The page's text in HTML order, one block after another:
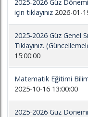
2025-2026 Güz
için tıklayınız 2026-01-
2025-2026 Güz Genel
Tıklayınız.
15:00:00
Matematik Eğitimi
2025-10-16 13:00:00
2025-2026 Güz